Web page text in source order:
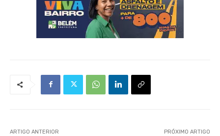
ARTIGO ANTERIOR PRÓXIMO ARTIGO